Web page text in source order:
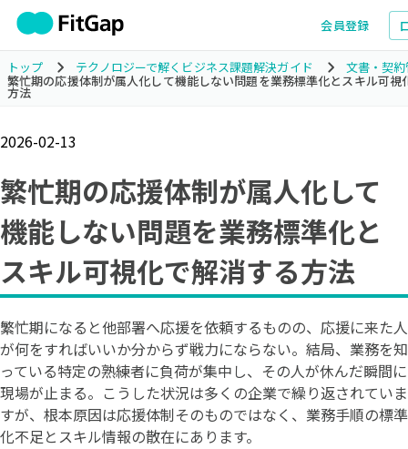
会員登録
トップ テクノロジーで解くビジネス課題解決ガイド
文書・契
繁忙期の応援体制が属人化して機能しない問題を業務標準化とスキル可視
方法
2026-02-13
繁忙期の応援体制が属人化して
機能しない問題を業務標準化と
スキル可視化で解消する方法
繁忙期になると他部署へ応援を依頼するものの、応援に来た人
が何をすればいいか分からず戦力にならない。結局、業務を知
っている特定の熟練者に負荷が集中し、その人が休んだ瞬間に
現場が止まる。こうした状況は多くの企業で繰り返されていま
すが、根本原因は応援体制そのものではなく、業務手順の標準
化不足とスキル情報の散在にあります。